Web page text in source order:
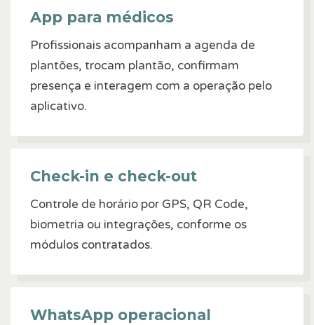
App para médicos
Profissionais acompanham a agenda de
plantões, trocam plantão, confirmam
presença e interagem com a operação pelo
aplicativo.
Check-in e check-out
Controle de horário por GPS, QR Code,
biometria ou integrações, conforme os
módulos contratados.
WhatsApp operacional